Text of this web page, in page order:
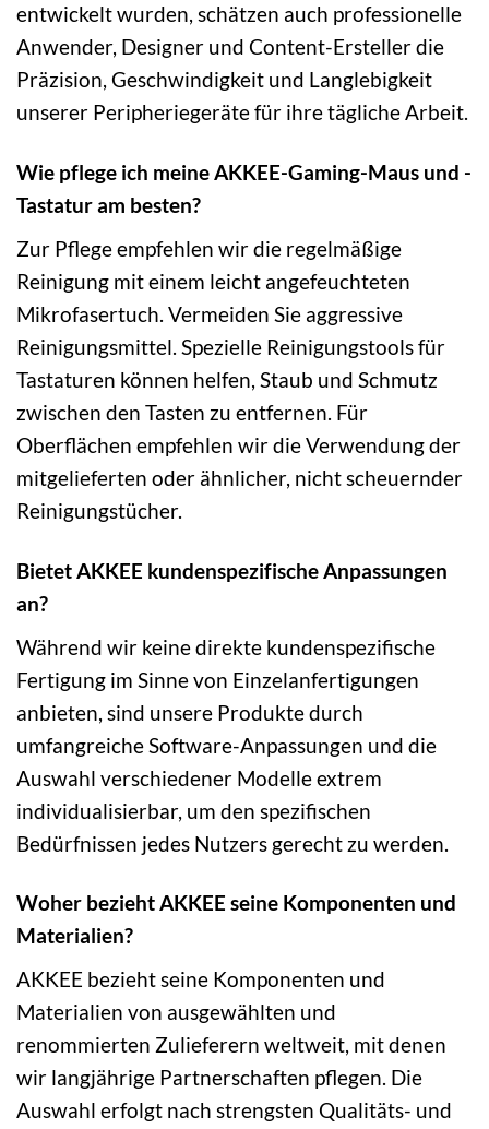
entwickelt wurden, schätzen auch professionelle
Anwender, Designer und Content-Ersteller die
Präzision, Geschwindigkeit und Langlebigkeit
unserer Peripheriegeräte für ihre tägliche Arbeit.
Wie pflege ich meine AKKEE-Gaming-Maus und -
Tastatur am besten?
Zur Pflege empfehlen wir die regelmäßige
Reinigung mit einem leicht angefeuchteten
Mikrofasertuch. Vermeiden Sie aggressive
Reinigungsmittel. Spezielle Reinigungstools für
Tastaturen können helfen, Staub und Schmutz
zwischen den Tasten zu entfernen. Für
Oberflächen empfehlen wir die Verwendung der
mitgelieferten oder ähnlicher, nicht scheuernder
Reinigungstücher.
Bietet AKKEE kundenspezifische Anpassungen
an?
Während wir keine direkte kundenspezifische
Fertigung im Sinne von Einzelanfertigungen
anbieten, sind unsere Produkte durch
umfangreiche Software-Anpassungen und die
Auswahl verschiedener Modelle extrem
individualisierbar, um den spezifischen
Bedürfnissen jedes Nutzers gerecht zu werden.
Woher bezieht AKKEE seine Komponenten und
Materialien?
AKKEE bezieht seine Komponenten und
Materialien von ausgewählten und
renommierten Zulieferern weltweit, mit denen
wir langjährige Partnerschaften pflegen. Die
Auswahl erfolgt nach strengsten Qualitäts- und